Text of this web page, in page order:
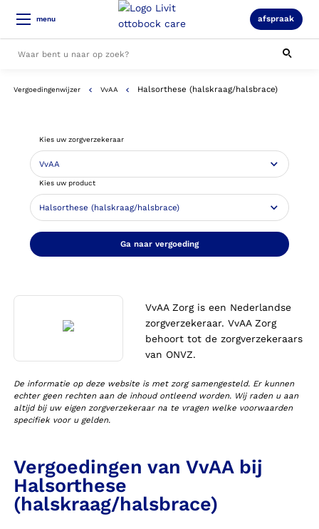
menu afspraak
Alle resultaten
Vergoedingenwijzer VvAA Halsorthese (halskraag/halsbrace)
Kies uw zorgverzekeraar
Kies uw product
Ga naar vergoeding
VvAA Zorg is een Nederlandse
zorgverzekeraar. VvAA Zorg
behoort tot de zorgverzekeraars
van ONVZ.
De informatie op deze website is met zorg samengesteld. Er kunnen
echter geen rechten aan de inhoud ontleend worden. Wij raden u aan
altijd bij uw eigen zorgverzekeraar na te vragen welke voorwaarden
specifiek voor u gelden.
Vergoedingen van VvAA bij
Halsorthese
(halskraag/halsbrace)